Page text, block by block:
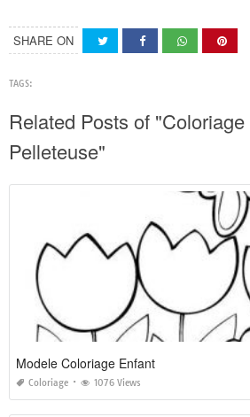
SHARE ON
TAGS:
Related Posts of
Pelleteuse"
Modele Coloriage Enfant
Coloriage 1076 Views